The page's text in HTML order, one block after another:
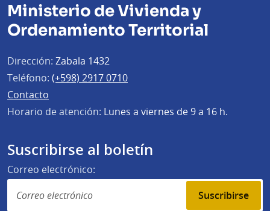
Ministerio de Vivienda y
Ordenamiento Territorial
Dirección: Zabala 1432
Teléfono: (+598) 2917 0710
Contacto
Horario de atención: Lunes a viernes de 9 a 16 h.
Suscribirse al boletín
Correo electrónico:
Suscribirse